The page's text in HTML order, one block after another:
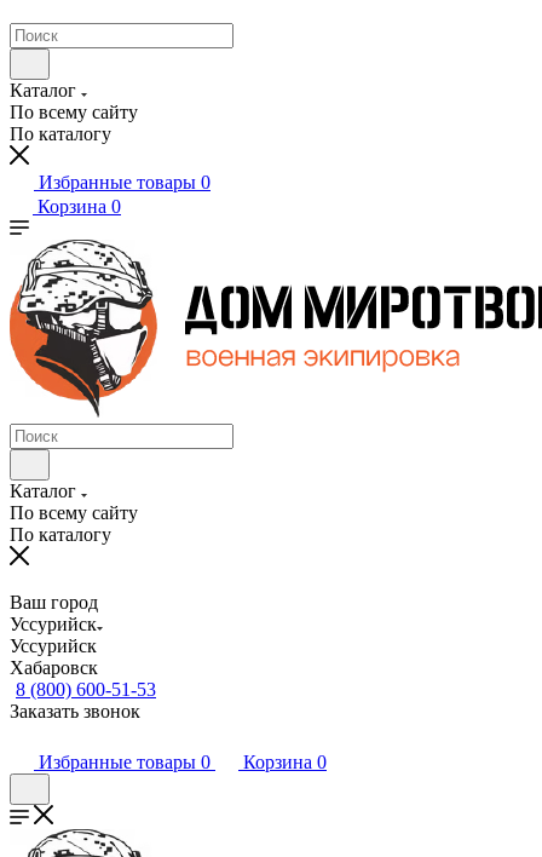
Каталог
По всему сайту
По каталогу
Избранные товары 0
Корзина 0
Каталог
По всему сайту
По каталогу
Ваш город
Уссурийск
Уссурийск
Хабаровск
8 (800) 600-51-53
Заказать звонок
Избранные товары 0 Корзина 0